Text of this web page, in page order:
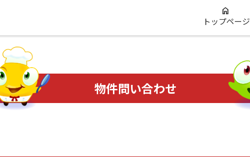
トップページ
物件問い合わせ